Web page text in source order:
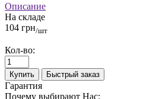
Описание
На складе
104 грн/шт
Кол-во:
Купить Быстрый заказ
Гарантия
Почему выбирают Нас: